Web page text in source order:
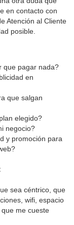
en contacto con
Atención al Cliente
posible.
que pagar nada?
en
que salgan
elegido?
negocio?
y promoción para
sea céntrico, que
wifi, espacio
me cueste